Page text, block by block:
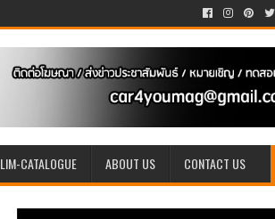
LIM-CATALOGUE ABOUT US CONTACT US